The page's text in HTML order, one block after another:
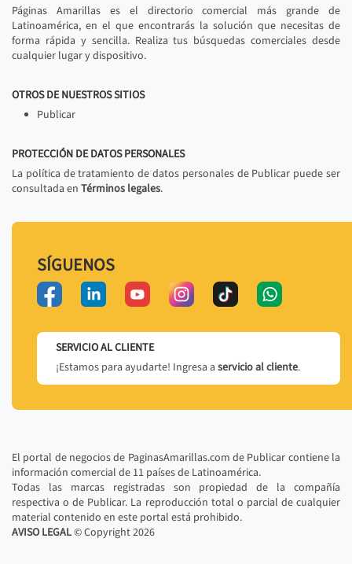
Páginas Amarillas es el directorio comercial más grande de
Latinoamérica, en el que encontrarás la solución que necesitas de
forma rápida y sencilla. Realiza tus búsquedas comerciales desde
cualquier lugar y dispositivo.
OTROS DE NUESTROS SITIOS
Publicar
PROTECCIÓN DE DATOS PERSONALES
La política de tratamiento de datos personales de Publicar puede ser
consultada en Términos legales.
SÍGUENOS
SERVICIO AL CLIENTE
¡Estamos para ayudarte! Ingresa a servicio al cliente.
El portal de negocios de PaginasAmarillas.com de Publicar contiene la
información comercial de 11 países de Latinoamérica.
Todas las marcas registradas son propiedad de la compañía
respectiva o de Publicar. La reproducción total o parcial de cualquier
material contenido en este portal está prohibido.
AVISO LEGAL© Copyright2026